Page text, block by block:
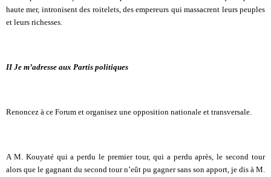
haute mer, intronisent des roitelets, des empereurs qui massacrent leurs peuples
et leurs richesses.
II Je m’adresse aux Partis politiques
Renoncez à ce Forum et organisez une opposition nationale et transversale.
A M. Kouyaté qui a perdu le premier tour, qui a perdu après, le second tour
alors que le gagnant du second tour n’eût pu gagner sans son apport, je dis à M.